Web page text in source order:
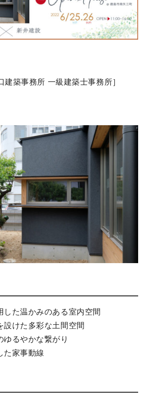
建築事務所 一級建築士事務所］
した温かみのある室内空間
設けた多彩な土間空間
ゆるやかな繋がり
た家事動線